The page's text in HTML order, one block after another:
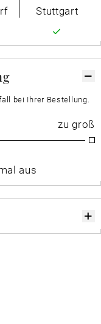
Stuttgart
bei Ihrer Bestellung.
zu groß
aus